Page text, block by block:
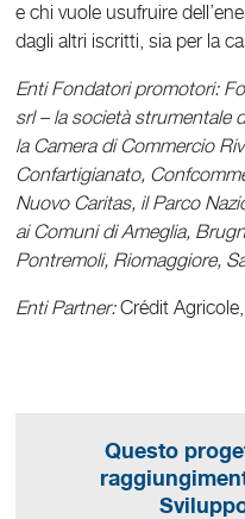
e chi vuole usufruire
dagli altri iscritti, sia per la
Enti Fondatori promotori:
srl – la società strumentale
la Camera di Commercio
Confartigianato,
Nuovo Caritas, il Parco
ai Comuni di Ameglia,
Pontremoli, Riomaggiore,
Enti Partner:Crédit
Questo